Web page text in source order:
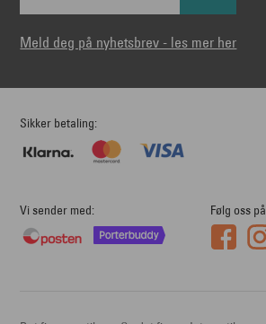
Meld deg på nyhetsbrev - les mer her
Sikker betaling
Vi sender med Følg oss på